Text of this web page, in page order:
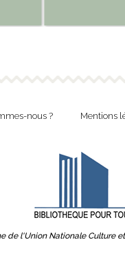
nous ? Mentions
de l'Union Nationale Culture